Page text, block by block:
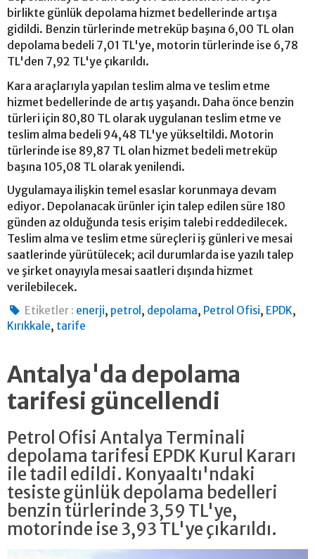
birlikte günlük depolama hizmet bedellerinde artışa
gidildi. Benzin türlerinde metreküp başına 6,00 TL olan
depolama bedeli 7,01 TL'ye, motorin türlerinde ise 6,78
TL'den 7,92 TL'ye çıkarıldı.
Kara araçlarıyla yapılan teslim alma ve teslim etme
hizmet bedellerinde de artış yaşandı. Daha önce benzin
türleri için 80,80 TL olarak uygulanan teslim etme ve
teslim alma bedeli 94,48 TL'ye yükseltildi. Motorin
türlerinde ise 89,87 TL olan hizmet bedeli metreküp
başına 105,08 TL olarak yenilendi.
Uygulamaya ilişkin temel esaslar korunmaya devam
ediyor. Depolanacak ürünler için talep edilen süre 180
günden az olduğunda tesis erişim talebi reddedilecek.
Teslim alma ve teslim etme süreçleri iş günleri ve mesai
saatlerinde yürütülecek; acil durumlarda ise yazılı talep
ve şirket onayıyla mesai saatleri dışında hizmet
verilebilecek.
Etiketler : enerji, petrol , depolama, Petrol Ofisi, EPDK,
Kırıkkale, tarife
Antalya'da depolama
tarifesi güncellendi
Petrol Ofisi Antalya Terminali
depolama tarifesi EPDK Kurul Kararı
ile tadil edildi. Konyaaltı'ndaki
tesiste günlük depolama bedelleri
benzin türlerinde 3,59 TL'ye,
motorinde ise 3,93 TL'ye çıkarıldı.